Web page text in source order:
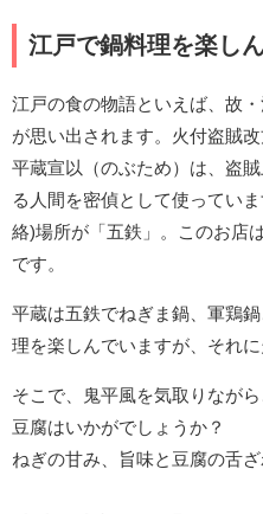
江戸で鍋料理を楽し
江戸の食の物語といえば、故
が思い出されます。火付盗賊
平蔵宣以（のぶため）は、盗
る人間を密偵として使ってい
絡)場所が「五鉄」。このお店
です。
平蔵は五鉄でねぎま鍋、軍鶏
理を楽しんでいますが、それ
そこで、鬼平風を気取りなが
豆腐はいかがでしょうか？
ねぎの甘み、旨味と豆腐の舌